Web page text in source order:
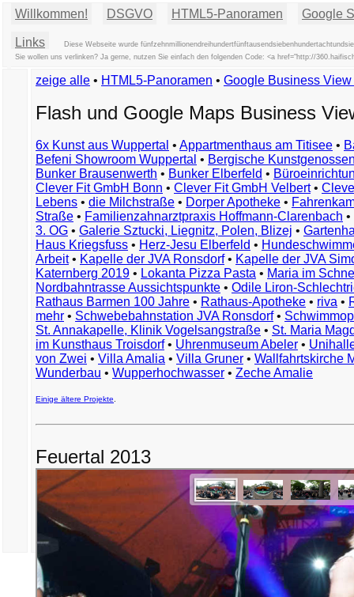
Willkommen! DSGVO HTML5-Panoramen Google
Links
Diese Webseite wurde
Sie wollen uns verlinken? Ja gerne, nutzen Sie einfach den folgenden Code: <a href="http://
zeige alle • HTML5-Panoramen • Google Business
Flash und Google Maps Business
6x Kunst aus Wuppertal • Appartmenthaus am Titisee •
Befeni Showroom Wuppertal • Bergische
Bunker Brausenwerth • Bunker Elberfeld •
Clever Fit GmbH Bonn • Clever Fit GmbH Velbert•
Lebens • die Milchstraße • Dorper Apotheke •
Straße • Familienzahnarztpraxis Hoffmann-Clarenbach •
3. OG • Galerie Sztucki, Liegnitz, Polen, Blizej •
Haus Kriegsfuss • Herz-Jesu Elberfeld •
Arbeit• Kapelle der JVA Ronsdorf• Kapelle der JVA
Katernberg 2019 • Lokanta Pizza Pasta • Maria im
Nordbahntrasse Aussichtspunkte • Odile Liron-
Rathaus Barmen 100 Jahre • Rathaus-Apotheke • riva •
mehr • Schwebebahnstation JVA Ronsdorf•
St. Annakapelle, Klinik Vogelsangstraße • St. Maria
im Kunsthaus Troisdorf• Uhrenmuseum Abeler •
von Zwei • Villa Amalia • Villa Gruner • Wallfahrtskirche
Wunderbau • Wupperhochwasser • Zeche Amalie
Einige ältere Projekte
Feuertal 2013